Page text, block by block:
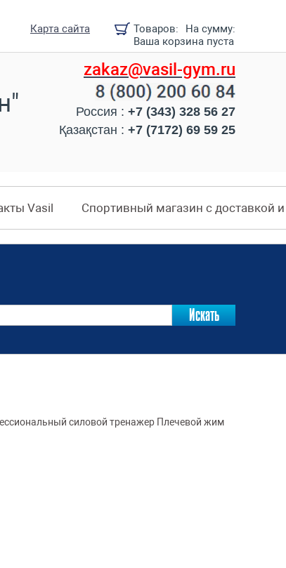
Товаров:
На сумму:
Ваша корзина пуста
Карта сайта
zakaz@vasil-gym.ru
Россия : +7 (343) 328 56 27
Қазақстан : +7 (7172) 69 59 25
Vasil Спортивный магазин с доставкой
силовой тренажер Плечевой жим